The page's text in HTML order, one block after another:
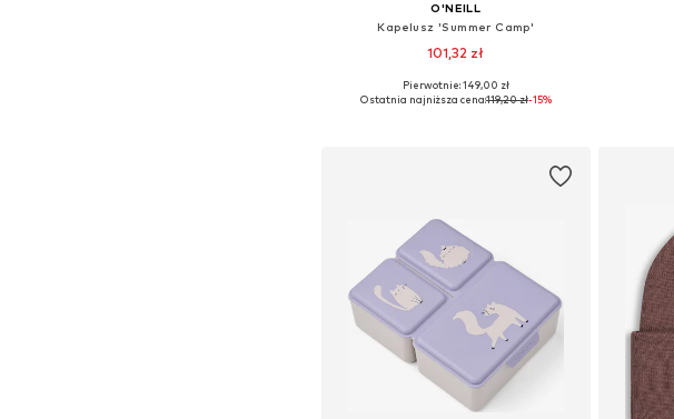
O'NEILL
Kapelusz 'Summer Camp'
101,32 zł
Dostępne rozmiary: 48-54
Pierwotnie: 149,00 zł
Ostatnia najniższa cena:119,20 zł-15%